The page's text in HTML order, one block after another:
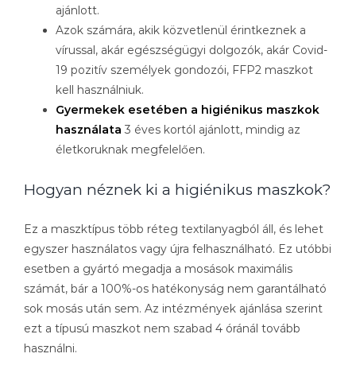
ajánlott.
Azok számára, akik közvetlenül érintkeznek a
vírussal, akár egészségügyi dolgozók, akár Covid-
19 pozitív személyek gondozói, FFP2 maszkot
kell használniuk.
Gyermekek esetében a higiénikus maszkok
használata 3 éves kortól ajánlott, mindig az
életkoruknak megfelelően.
Hogyan néznek ki a higiénikus maszkok?
Ez a maszktípus több réteg textilanyagból áll, és lehet
egyszer használatos vagy újra felhasználható. Ez utóbbi
esetben a gyártó megadja a mosások maximális
számát, bár a 100%-os hatékonyság nem garantálható
sok mosás után sem. Az intézmények ajánlása szerint
ezt a típusú maszkot nem szabad 4 óránál tovább
használni.